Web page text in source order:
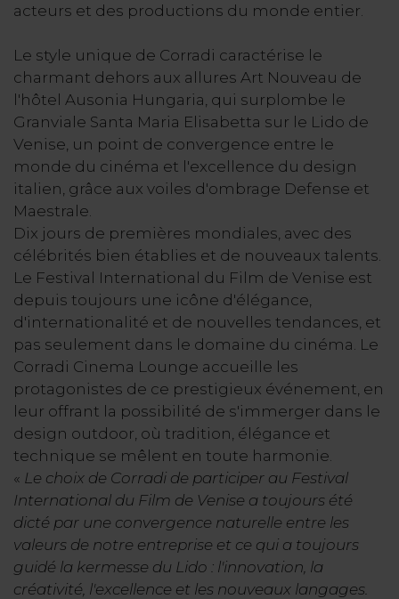
acteurs et des productions du monde entier.
Le style unique de Corradi caractérise le
charmant dehors aux allures Art Nouveau de
l'hôtel Ausonia Hungaria, qui surplombe le
Granviale Santa Maria Elisabetta sur le Lido de
Venise, un point de convergence entre le
monde du cinéma et l'excellence du design
italien, grâce aux voiles d'ombrage Defense et
Maestrale.
Dix jours de premières mondiales, avec des
célébrités bien établies et de nouveaux talents.
Le Festival International du Film de Venise est
depuis toujours une icône d'élégance,
d'internationalité et de nouvelles tendances, et
pas seulement dans le domaine du cinéma. Le
Corradi Cinema Lounge accueille les
protagonistes de ce prestigieux événement, en
leur offrant la possibilité de s'immerger dans le
design outdoor, où tradition, élégance et
technique se mêlent en toute harmonie.
« Le choix de Corradi de participer au Festival
International du Film de Venise a toujours été
dicté par une convergence naturelle entre les
valeurs de notre entreprise et ce qui a toujours
guidé la kermesse du Lido : l'innovation, la
créativité, l'excellence et les nouveaux langages.